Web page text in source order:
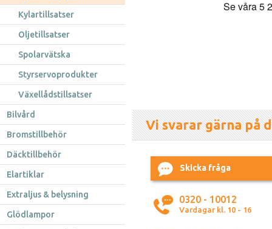
Kylartillsatser
Oljetillsatser
Spolarvätska
Styrservoprodukter
Växellådstillsatser
Bilvård
Bromstillbehör
Däcktillbehör
Elartiklar
Extraljus & belysning
Glödlampor
Vi svarar gärna på
Skicka fråga
0320 - 10012
Vardagar kl. 10 - 16